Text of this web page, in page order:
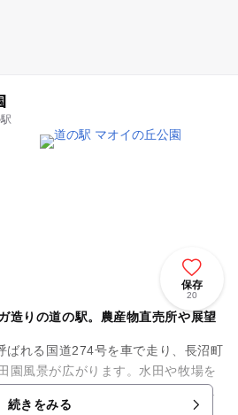
保存
20
造りの道の駅。農産物直売所や展望
ばれる国道274号を車で走り、長沼町
園風景が広がります。水田や牧場を
、絶対立ち寄ってみたいという好奇
続きをみる